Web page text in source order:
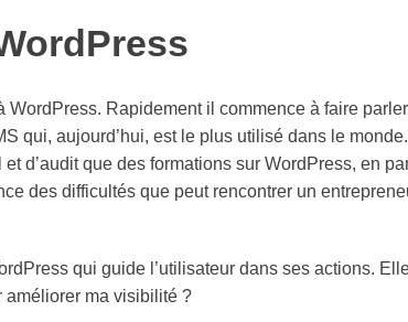
Rapidement il commence à faire
qui, aujourd’hui, est le plus utilisé dans le
d’audit que des formations sur WordPress, en
des difficultés que peut rencontrer un
qui guide l’utilisateur dans ses actions.
améliorer ma visibilité ?